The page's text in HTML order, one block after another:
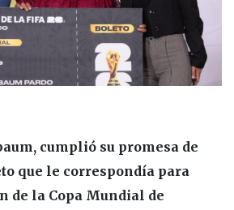
cumplió su promesa de
que le correspondía para
de la Copa Mundial de